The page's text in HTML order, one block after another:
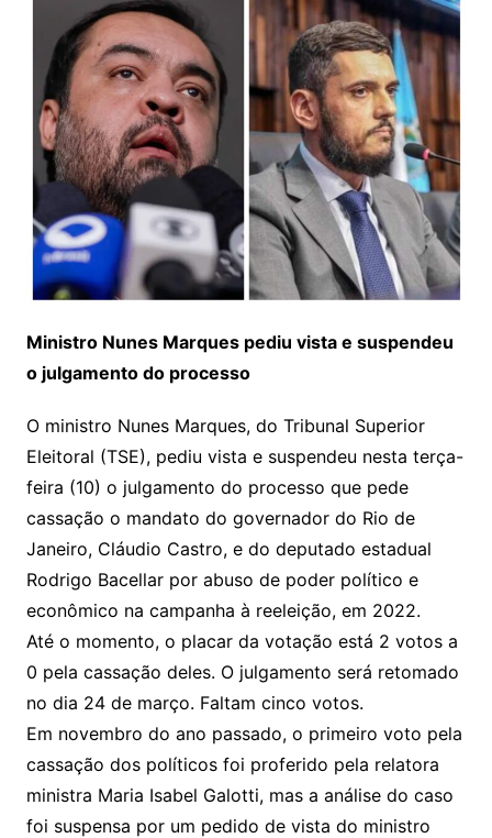
Ministro Nunes Marques pediu vista e suspendeu
o julgamento do processo
O ministro Nunes Marques, do Tribunal Superior
Eleitoral (TSE), pediu vista e suspendeu nesta terça-
feira (10) o julgamento do processo que pede
cassação o mandato do governador do Rio de
Janeiro, Cláudio Castro, e do deputado estadual
Rodrigo Bacellar por abuso de poder político e
econômico na campanha à reeleição, em 2022.
Até o momento, o placar da votação está 2 votos a
0 pela cassação deles. O julgamento será retomado
no dia 24 de março. Faltam cinco votos.
Em novembro do ano passado, o primeiro voto pela
cassação dos políticos foi proferido pela relatora
ministra Maria Isabel Galotti, mas a análise do caso
foi suspensa por um pedido de vista do ministro